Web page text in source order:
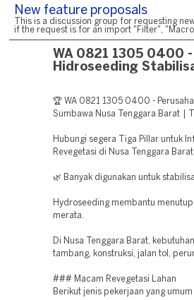
New feature proposals
This is a discussion group for requesting
if the request is for an import "Filter",
WA 0821 1305 0400
Hidroseeding
🏆 WA 0821 1305 0400 -
Sumbawa Nusa Tenggara Barat |
Hubungi segera Tiga Pillar untuk
Revegetasi di Nusa Tenggara Barat
🌿 Banyak digunakan untuk
Hydroseeding membantu
merata.
Di Nusa Tenggara Barat,
tambang, konstruksi, jalan tol,
### Macam Revegetasi Lahan
Berikut jenis pekerjaan yang umum